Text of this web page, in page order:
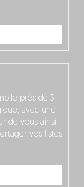
près de 3
avec une
de vous ainsi
vos listes